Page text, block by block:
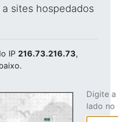
sites hospedados
IP 216.73.216.73,
Digite
lado no